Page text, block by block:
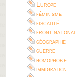
Europe
féminisme
fiscalité
front national
géographie
guerre
homophobie
immigration